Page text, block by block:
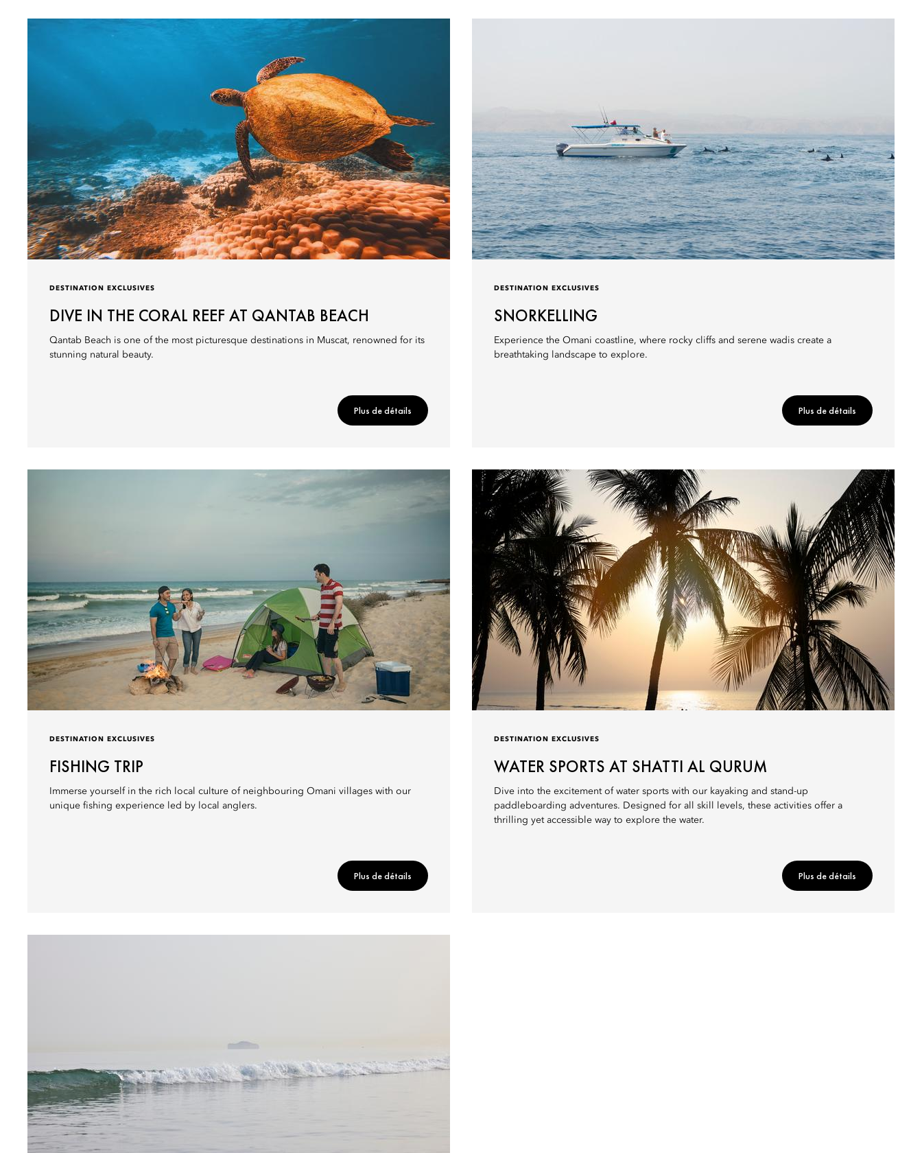
DESTINATION EXCLUSIVES
DIVE IN THE CORAL REEF AT QANTAB BEACH
Qantab Beach is one of the most picturesque destinations in Muscat, renowned for its
stunning natural beauty.
Plus de détails
DESTINATION EXCLUSIVES
SNORKELLING
Experience the Omani coastline, where rocky cliffs and serene wadis create a
breathtaking landscape to explore.
Plus de détails
DESTINATION EXCLUSIVES
FISHING TRIP
Immerse yourself in the rich local culture of neighbouring Omani villages with our
unique fishing experience led by local anglers.
Plus de détails
DESTINATION EXCLUSIVES
WATER SPORTS AT SHATTI AL QURUM
Dive into the excitement of water sports with our kayaking and stand-up
paddleboarding adventures. Designed for all skill levels, these activities offer a
thrilling yet accessible way to explore the water.
Plus de détails